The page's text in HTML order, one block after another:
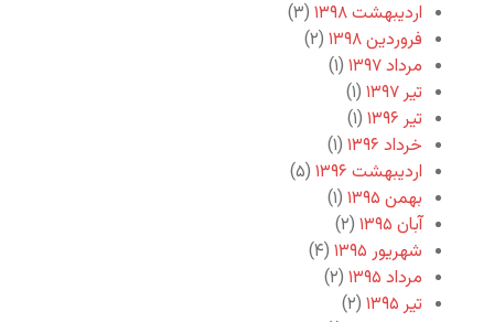
اردیبهشت ۱۳۹۸
(۳)
فروردین ۱۳۹۸
(۲)
مرداد ۱۳۹۷
(۱)
تیر ۱۳۹۷
(۱)
تیر ۱۳۹۶
(۱)
خرداد ۱۳۹۶
(۱)
اردیبهشت ۱۳۹۶
(۵)
بهمن ۱۳۹۵
(۱)
آبان ۱۳۹۵
(۲)
شهریور ۱۳۹۵
(۴)
مرداد ۱۳۹۵
(۲)
تیر ۱۳۹۵
(۲)